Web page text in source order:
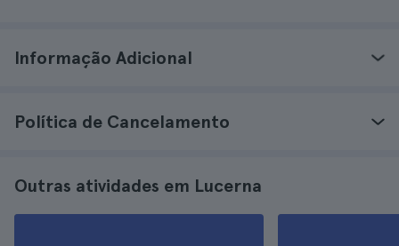
Informação Adicional
Política de Cancelamento
Outras atividades em Lucerna